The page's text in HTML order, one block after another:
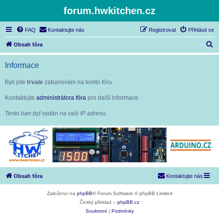
forum.hwkitchen.cz
FAQ Kontaktujte nás Přihlásit se
Registrovat
Obsah fóra
l
Informace
Byli jste trvale zabanováni na tomto fóru.
Kontaktujte administrátora fóra pro další informace.
Tento ban byl vydán na vaši IP adresu.
Obsah fóra Kontaktujte nás
Založeno na phpBB® Forum Software © phpBB Limited
Český překlad – phpBB.cz
Soukromí
Podmínky